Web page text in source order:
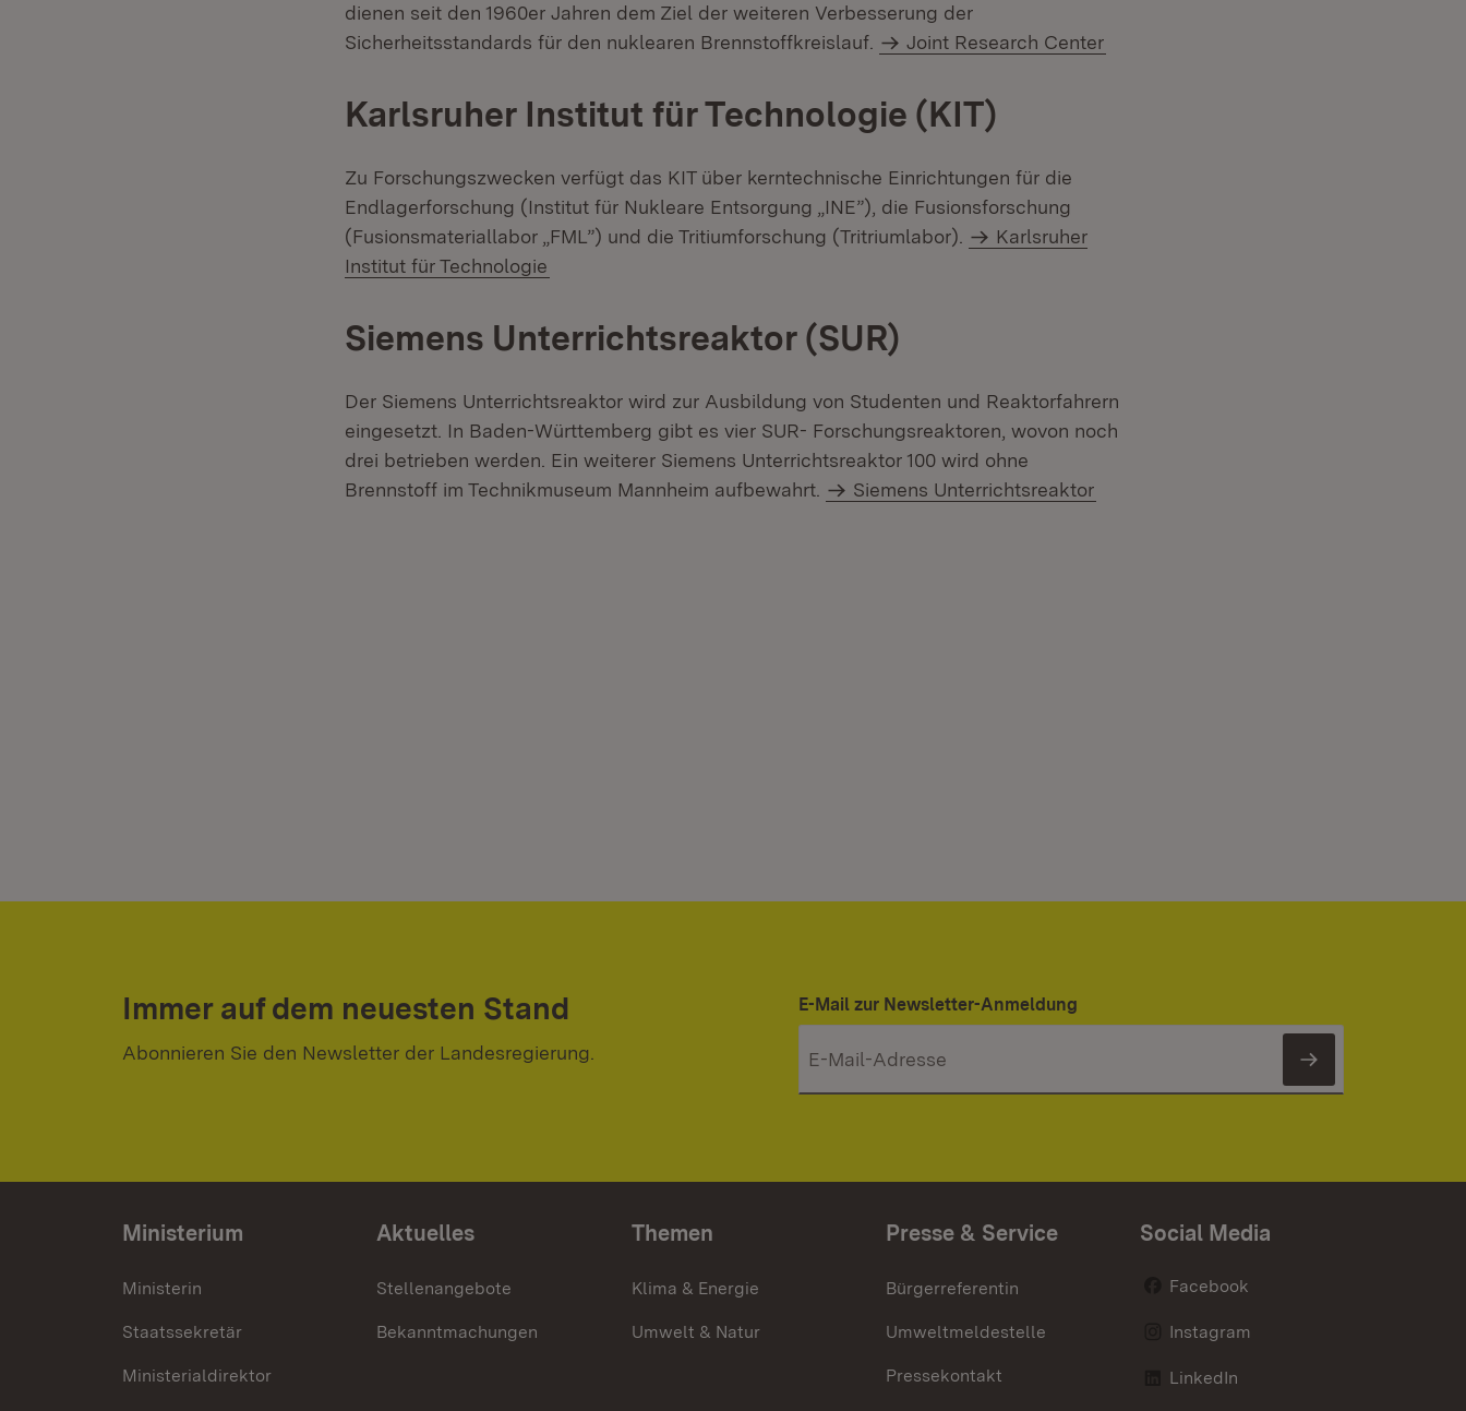
dienen seit den 1960er Jahren dem Ziel der weiteren Verbesserung der
Sicherheitsstandards für den nuklearen Brennstoffkreislauf.
Joint Research Center
Karlsruher Institut für Technologie (KIT)
Zu Forschungszwecken verfügt das KIT über kerntechnische Einrichtungen für die
Endlagerforschung (Institut für Nukleare Entsorgung „INE”), die Fusionsforschung
(Fusionsmateriallabor „FML”) und die Tritiumforschung (Tritriumlabor).
Karlsruher
Institut für Technologie
Siemens Unterrichtsreaktor (SUR)
Der Siemens Unterrichtsreaktor wird zur Ausbildung von Studenten und Reaktorfahrern
eingesetzt. In Baden-Württemberg gibt es vier SUR- Forschungsreaktoren, wovon noch
drei betrieben werden. Ein weiterer Siemens Unterrichtsreaktor 100 wird ohne
Brennstoff im Technikmuseum Mannheim aufbewahrt.
Siemens Unterrichtsreaktor
Immer auf dem neuesten Stand
Abonnieren Sie den Newsletter der Landesregierung.
E-Mail zur Newsletter-Anmeldung
Newsletter
Ministerium
Ministerin
Staatssekretär
Ministerialdirektor
Aktuelles
Stellenangebote
Bekanntmachungen
Themen
Klima & Energie
Umwelt & Natur
Presse & Service
Bürgerreferentin
Umweltmeldestelle
Pressekontakt
Social Media
Facebook
Instagram
LinkedIn